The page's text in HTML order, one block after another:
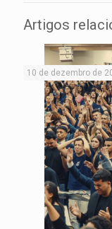
Artigos
10 de dezembro de